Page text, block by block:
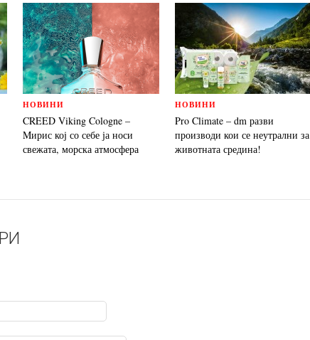
НОВИНИ
CREED Viking Cologne –
Mирис кој со себе ја носи
свежата, морска атмосфера
НОВИНИ
Pro Climate – dm разви
производи кои се неутрални за
животната средина!